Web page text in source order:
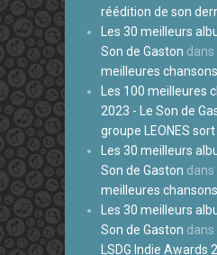
réédition de son
Les 30 meilleurs
Son de Gaston dans
meilleures
Les 100 meilleures
2023 - Le Son de
groupe LEONES
Les 30 meilleurs
Son de Gaston dans
meilleures
Les 30 meilleurs
Son de Gaston dans
LSDG Indie Awards